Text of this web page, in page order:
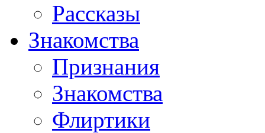
Рассказы
Знакомства
Признания
Знакомства
Флиртики